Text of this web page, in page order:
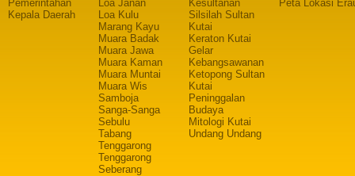
Pemerintahan
Kepala Daerah
Loa Janan
Loa Kulu
Marang Kayu
Muara Badak
Muara Jawa
Muara Kaman
Muara Muntai
Muara Wis
Samboja
Sanga-Sanga
Sebulu
Tabang
Tenggarong
Tenggarong
Seberang
Kesultanan
Silsilah Sultan
Kutai
Keraton Kutai
Gelar
Kebangsawanan
Ketopong Sultan
Kutai
Peninggalan
Budaya
Mitologi Kutai
Undang Undang
Peta Lokasi